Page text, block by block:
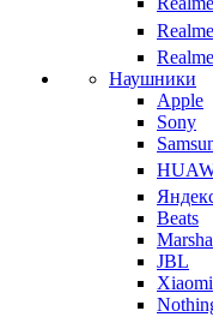
Наушники
Apple
Sony
Beats
JBL
Xiaomi